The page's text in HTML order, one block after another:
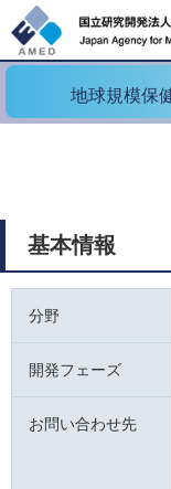
地球規模保
基本情報
分野
開発フェーズ
お問い合わせ先